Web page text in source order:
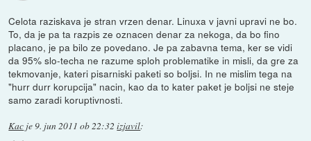
Celota raziskava je stran vrzen denar. Linuxa v javni upravi ne bo.
To, da je pa ta razpis ze oznacen denar za nekoga, da bo fino
placano, je pa bilo ze povedano. Je pa zabavna tema, ker se vidi
da 95% slo-techa ne razume sploh problematike in misli, da gre za
tekmovanje, kateri pisarniski paketi so boljsi. In ne mislim tega na
"hurr durr korupcija" nacin, kao da to kater paket je boljsi ne steje
samo zaradi koruptivnosti.
Kac je9. jun 2011 ob 22:32 izjavil: